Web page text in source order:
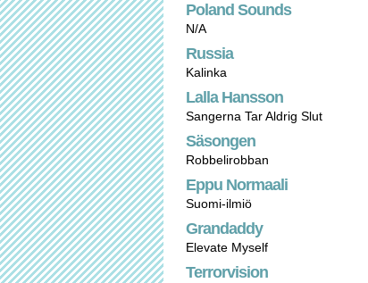
Poland Sounds
N/A
Russia
Kalinka
Lalla Hansson
Sangerna Tar Aldrig Slut
Säsongen
Robbelirobban
Eppu Normaali
Suomi-ilmiö
Grandaddy
Elevate Myself
Terrorvision